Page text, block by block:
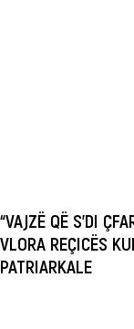
“VAJZË QË S’DI
VLORA REÇICËS
PATRIARKALE